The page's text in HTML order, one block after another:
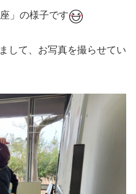
」の様子です
して、お写真を撮らせてい